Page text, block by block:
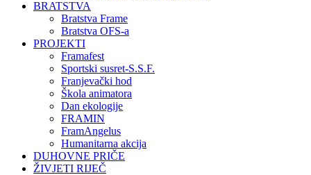
BRATSTVA
Bratstva Frame
Bratstva OFS-a
PROJEKTI
Framafest
Sportski susret-S.S.F.
Franjevački hod
Škola animatora
Dan ekologije
FRAMIN
FramAngelus
Humanitarna akcija
DUHOVNE PRIČE
ŽIVJETI RIJEČ